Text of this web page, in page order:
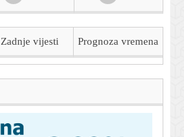
Zadnje vijesti Prognoza vremena